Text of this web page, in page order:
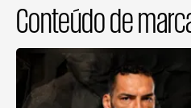
Conteúdo de